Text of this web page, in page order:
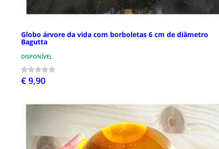
Globo árvore da vida com borboletas 6 cm de diâmetro
Bagutta
DISPONÍVEL
€ 9,90